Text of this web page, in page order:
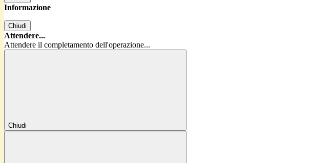
Informazione
Chiudi
Attendere...
Attendere il completamento dell'operazione...
Chiudi